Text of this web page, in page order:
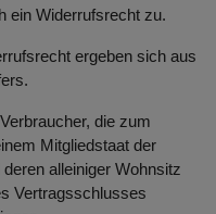
ein Widerrufsrecht zu.
ergeben sich aus
die zum
Mitgliedstaat der
alleiniger Wohnsitz
Vertragsschlusses